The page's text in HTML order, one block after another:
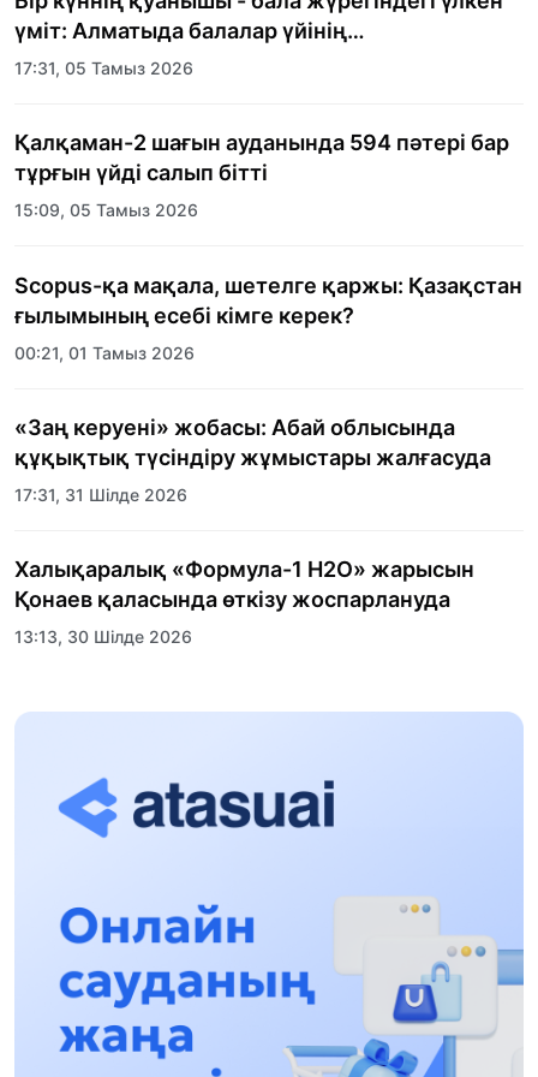
үміт: Алматыда балалар үйінің
тәрбиеленушілеріне мерекелік күн
17:31, 05 Тамыз 2026
Қалқаман-2 шағын ауданында 594 пәтері бар
тұрғын үйді салып бітті
15:09, 05 Тамыз 2026
Scopus-қа мақала, шетелге қаржы: Қазақстан
ғылымының есебі кімге керек?
00:21, 01 Тамыз 2026
«Заң керуені» жобасы: Абай облысында
құқықтық түсіндіру жұмыстары жалғасуда
17:31, 31 Шілде 2026
Халықаралық «Формула-1 H2O» жарысын
Қонаев қаласында өткізу жоспарлануда
13:13, 30 Шілде 2026
Асхат Асылбеков: Күшті билікке күшті
12:01, 28 Шілде 2026
16:15, 27 Шілде 2026
Өскенбай Құлатайұлы: Руханиятқа қызмет
еткен қаламгер
17:46, 26 Шілде 2026